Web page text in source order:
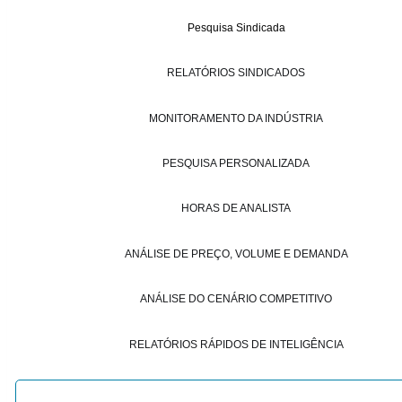
Pesquisa Sindicada
RELATÓRIOS SINDICADOS
MONITORAMENTO DA INDÚSTRIA
PESQUISA PERSONALIZADA
HORAS DE ANALISTA
ANÁLISE DE PREÇO, VOLUME E DEMANDA
ANÁLISE DO CENÁRIO COMPETITIVO
RELATÓRIOS RÁPIDOS DE INTELIGÊNCIA